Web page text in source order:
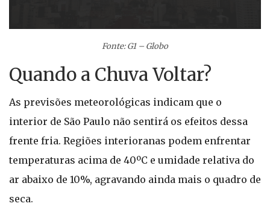
Fonte: G1 – Globo
Quando a Chuva Voltar?
As previsões meteorológicas indicam que o
interior de São Paulo não sentirá os efeitos dessa
frente fria. Regiões interioranas podem enfrentar
temperaturas acima de 40ºC e umidade relativa do
ar abaixo de 10%, agravando ainda mais o quadro de
seca.